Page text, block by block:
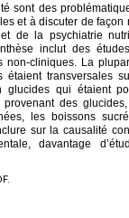
sont des
et à discuter de
de la psychiatrie
inclut des
cliniques. La
transversales
qui étaient
provenant des
les boissons
sur la causalité
davantage